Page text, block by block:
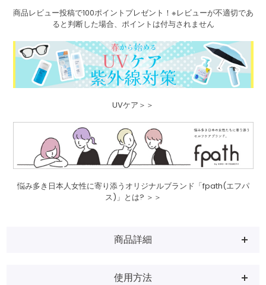
商品レビュー投稿で100ポイントプレゼント！※レビューが不適切であ
ると判断した場合、ポイントは付与されません
UVケア＞＞
悩み多き日本人女性に寄り添うオリジナルブランド「fpath(エフパ
ス)」とは? ＞＞
商品詳細
使用方法